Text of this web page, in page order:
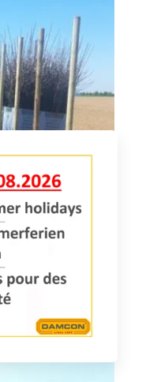
das Pflanzen von
einem Arbeitsgang.